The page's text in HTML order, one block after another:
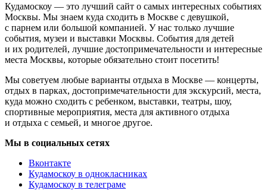
Кудамоскоу — это лучший сайт о самых интересных событиях
Москвы. Мы знаем куда сходить в Москве с девушкой,
с парнем или большой компанией. У нас только лучшие
события, музеи и выставки Москвы. События для детей
и их родителей, лучшие достопримечательности и интересные
места Москвы, которые обязательно стоит посетить!
Мы советуем любые варианты отдыха в Москве — концерты,
отдых в парках, достопримечательности для экскурсий, места,
куда можно сходить с ребенком, выставки, театры, шоу,
спортивные мероприятия, места для активного отдыха
и отдыха с семьей, и многое другое.
Мы в социальных сетях
Вконтакте
Кудамоскоу в однокласниках
Кудамоскоу в телеграме